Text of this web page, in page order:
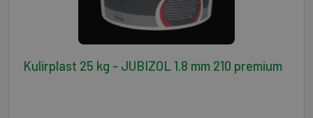
Kulirplast 25 kg - JUBIZOL 1.8 mm 210 premium